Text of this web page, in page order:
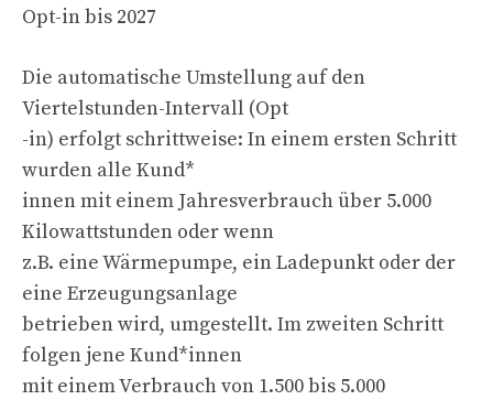
Opt-in bis 2027
Die automatische Umstellung auf den
Viertelstunden-Intervall (Opt
-in) erfolgt schrittweise: In einem ersten Schritt
wurden alle Kund*
innen mit einem Jahresverbrauch über 5.000
Kilowattstunden oder wenn
z.B. eine Wärmepumpe, ein Ladepunkt oder der
eine Erzeugungsanlage
betrieben wird, umgestellt. Im zweiten Schritt
folgen jene Kund*innen
mit einem Verbrauch von 1.500 bis 5.000